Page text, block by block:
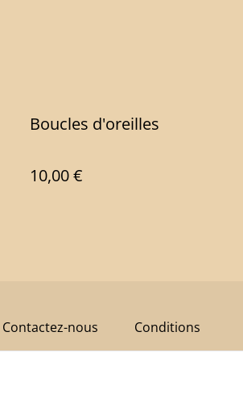
Boucles d'oreilles
10,00 €
Contactez-nous Conditions